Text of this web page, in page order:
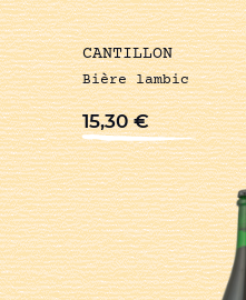
CANTILLON
Bière lambic
15,30€